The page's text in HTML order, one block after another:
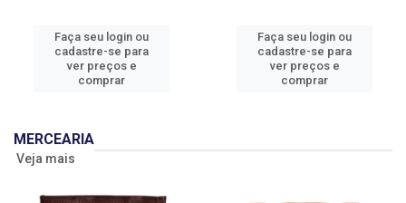
Faça seu login ou
cadastre-se para
ver preços e
comprar
Faça seu login ou
cadastre-se para
ver preços e
comprar
MERCEARIA
Veja mais